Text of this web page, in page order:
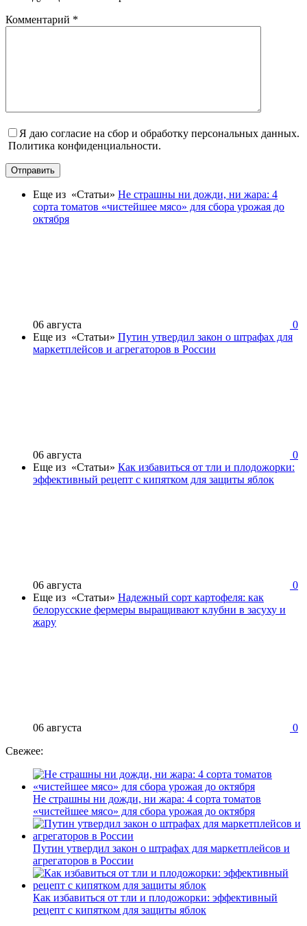
Комментарий *
Я даю согласие на сбор и обработку персональных данных.
Политика конфиденциальности.
Отправить
Еще из «Статьи» Не страшны ни дожди, ни жара: 4
сорта томатов «чистейшее мясо» для сбора урожая до
октября
06 августа
0
Еще из «Статьи» Путин утвердил закон о штрафах для
маркетплейсов и агрегаторов в России
06 августа
0
Еще из «Статьи» Как избавиться от тли и плодожорки:
эффективный рецепт с кипятком для защиты яблок
06 августа
0
Еще из «Статьи» Надежный сорт картофеля: как
белорусские фермеры выращивают клубни в засуху и
жару
06 августа
0
Свежее:
Не страшны ни дожди, ни жара: 4 сорта томатов
«чистейшее мясо» для сбора урожая до октября
Путин утвердил закон о штрафах для маркетплейсов и
агрегаторов в России
Как избавиться от тли и плодожорки: эффективный
рецепт с кипятком для защиты яблок